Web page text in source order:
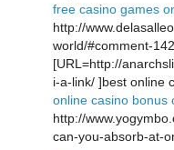
free casino games
http://
world/#comment-
[URL=http://
i-a-link/ ]best online
online casino bonus
http://
can-you-absorb-at-